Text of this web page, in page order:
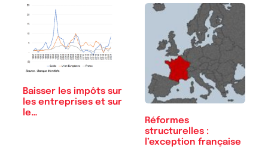
Baisser les impôts sur
les entreprises et sur
le…
Réformes
structurelles :
l’exception française